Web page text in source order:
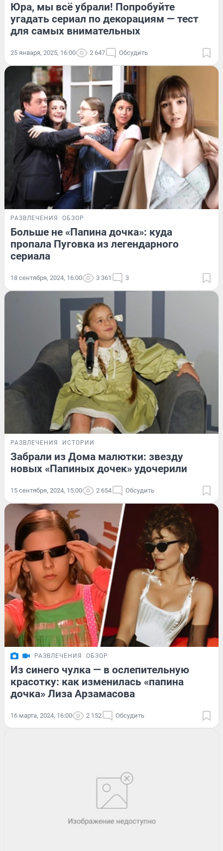
Юра, мы всё убрали! Попробуйте
угадать сериал по декорациям — тест
для самых внимательных
25 января, 2025, 16:00 2 647 Обсудить
РАЗВЛЕЧЕНИЯ ОБЗОР
Больше не «Папина дочка»: куда
пропала Пуговка из легендарного
сериала
18 сентября, 2024, 16:00 3 361 3
РАЗВЛЕЧЕНИЯ ИСТОРИИ
Забрали из Дома малютки: звезду
новых «Папиных дочек» удочерили
15 сентября, 2024, 15:00 2 654 Обсудить
РАЗВЛЕЧЕНИЯ ОБЗОР
Из синего чулка — в ослепительную
красотку: как изменилась «папина
дочка» Лиза Арзамасова
16 марта, 2024, 16:00 2 152 Обсудить